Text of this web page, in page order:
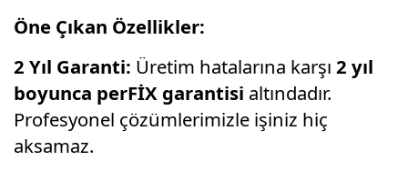
Öne Çıkan Özellikler:
2 Yıl Garanti: Üretim hatalarına karşı 2 yıl
boyunca perFİX garantisi altındadır.
Profesyonel çözümlerimizle işiniz hiç
aksamaz.